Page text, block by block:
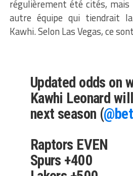
régulièrement été cités, mais
autre équipe qui tiendrait
Kawhi. Selon Las Vegas, ce
Updated odds on
Kawhi Leonard
next season (
Raptors EVEN
Spurs +400